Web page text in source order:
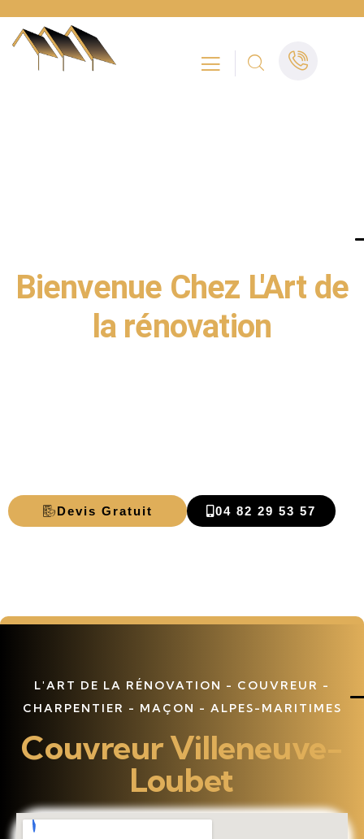
Bienvenue Chez L'Art de
la rénovation
Devis Gratuit 04 82 29 53 57
L'ART DE LA RÉNOVATION - COUVREUR -
CHARPENTIER - MAÇON - ALPES-MARITIMES
Couvreur Villeneuve-
Loubet